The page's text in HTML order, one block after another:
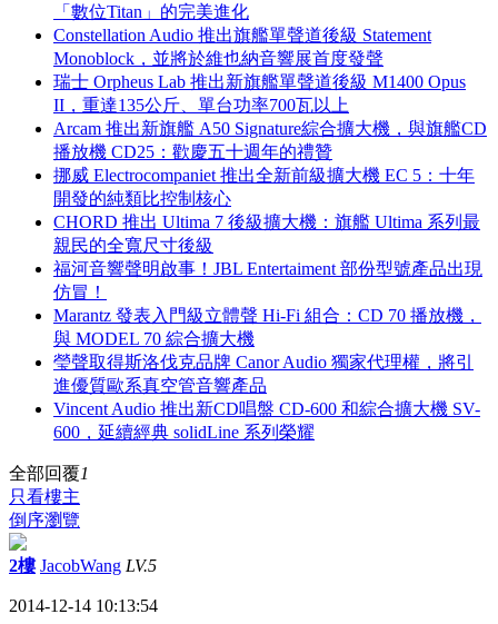
「數位Titan」的完美進化
Constellation Audio 推出旗艦單聲道後級 Statement
Monoblock，並將於維也納音響展首度發聲
瑞士 Orpheus Lab 推出新旗艦單聲道後級 M1400 Opus
II，重達135公斤、單台功率700瓦以上
Arcam 推出新旗艦 A50 Signature綜合擴大機，與旗艦CD
播放機 CD25：歡慶五十週年的禮贊
挪威 Electrocompaniet 推出全新前級擴大機 EC 5：十年
開發的純類比控制核心
CHORD 推出 Ultima 7 後級擴大機：旗艦 Ultima 系列最
親民的全寬尺寸後級
福河音響聲明啟事！JBL Entertaiment 部份型號產品出現
仿冒！
Marantz 發表入門級立體聲 Hi-Fi 組合：CD 70 播放機，
與 MODEL 70 綜合擴大機
瑩聲取得斯洛伐克品牌 Canor Audio 獨家代理權，將引
進優質歐系真空管音響產品
Vincent Audio 推出新CD唱盤 CD-600 和綜合擴大機 SV-
600，延續經典 solidLine 系列榮耀
全部回覆1
只看樓主
倒序瀏覽
2樓 JacobWang LV.5
2014-12-14 10:13:54